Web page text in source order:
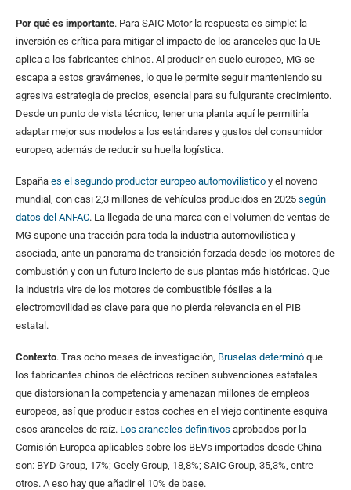
Por qué es importante. Para SAIC Motor la respuesta es simple: la
inversión es crítica para mitigar el impacto de los aranceles que la UE
aplica a los fabricantes chinos. Al producir en suelo europeo, MG se
escapa a estos gravámenes, lo que le permite seguir manteniendo su
agresiva estrategia de precios, esencial para su fulgurante crecimiento.
Desde un punto de vista técnico, tener una planta aquí le permitiría
adaptar mejor sus modelos a los estándares y gustos del consumidor
europeo, además de reducir su huella logística.
España es el segundo productor europeo automovilístico y el noveno
mundial, con casi 2,3 millones de vehículos producidos en 2025 según
datos del ANFAC. La llegada de una marca con el volumen de ventas de
MG supone una tracción para toda la industria automovilística y
asociada, ante un panorama de transición forzada desde los motores de
combustión y con un futuro incierto de sus plantas más históricas. Que
la industria vire de los motores de combustible fósiles a la
electromovilidad es clave para que no pierda relevancia en el PIB
estatal.
Contexto. Tras ocho meses de investigación, Bruselas determinó que
los fabricantes chinos de eléctricos reciben subvenciones estatales
que distorsionan la competencia y amenazan millones de empleos
europeos, así que producir estos coches en el viejo continente esquiva
esos aranceles de raíz. Los aranceles definitivos aprobados por la
Comisión Europea aplicables sobre los BEVs importados desde China
son: BYD Group, 17%; Geely Group, 18,8%; SAIC Group, 35,3%, entre
otros. A eso hay que añadir el 10% de base.